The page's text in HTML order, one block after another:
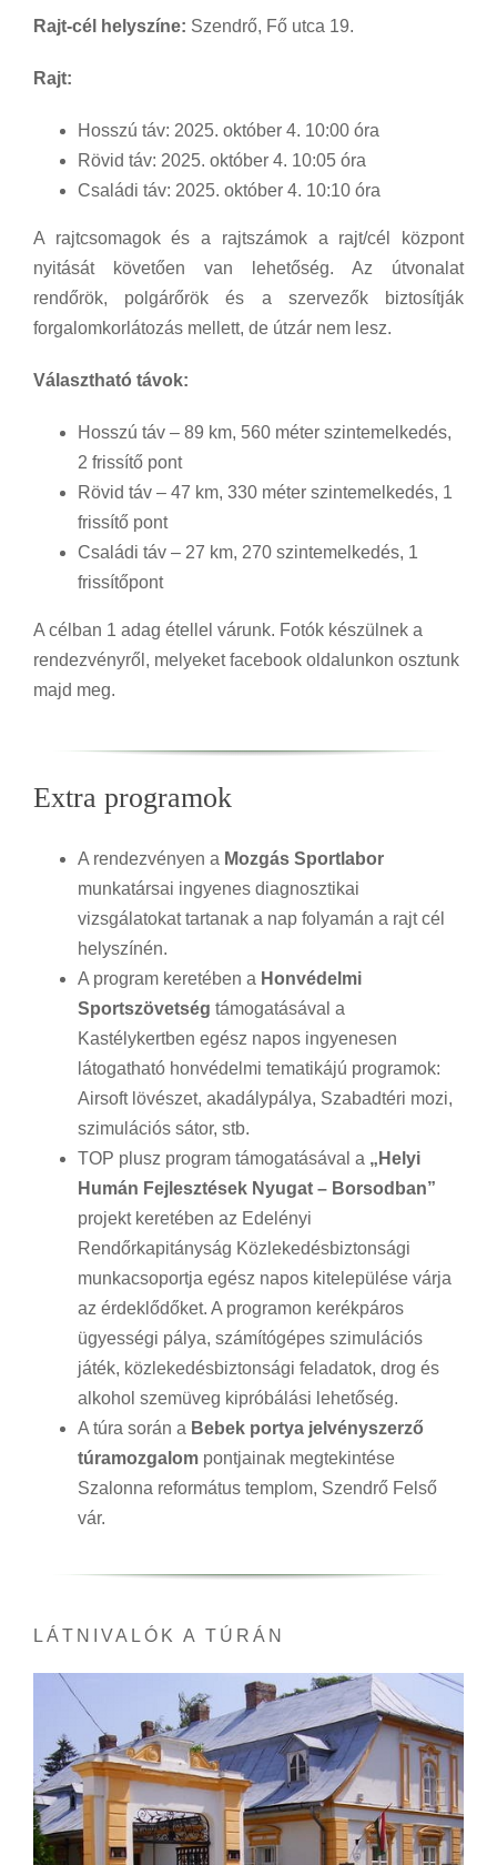
Rajt-cél helyszíne: Szendrő, Fő utca 19.
Rajt:
Hosszú táv: 2025. október 4. 10:00 óra
Rövid táv: 2025. október 4. 10:05 óra
Családi táv: 2025. október 4. 10:10 óra
A rajtcsomagok és a rajtszámok a rajt/cél központ
nyitását követően van lehetőség. Az útvonalat
rendőrök, polgárőrök és a szervezők biztosítják
forgalomkorlátozás mellett, de útzár nem lesz.
Választható távok:
Hosszú táv – 89 km, 560 méter szintemelkedés,
2 frissítő pont
Rövid táv – 47 km, 330 méter szintemelkedés, 1
frissítő pont
Családi táv – 27 km, 270 szintemelkedés, 1
frissítőpont
A célban 1 adag étellel várunk. Fotók készülnek a
rendezvényről, melyeket facebook oldalunkon osztunk
majd meg.
Extra programok
A rendezvényen a Mozgás Sportlabor
munkatársai ingyenes diagnosztikai
vizsgálatokat tartanak a nap folyamán a rajt cél
helyszínén.
A program keretében a Honvédelmi
Sportszövetség támogatásával a
Kastélykertben egész napos ingyenesen
látogatható honvédelmi tematikájú programok:
Airsoft lövészet, akadálypálya, Szabadtéri mozi,
szimulációs sátor, stb.
TOP plusz program támogatásával a „Helyi
Humán Fejlesztések Nyugat – Borsodban”
projekt keretében az Edelényi
Rendőrkapitányság Közlekedésbiztonsági
munkacsoportja egész napos kitelepülése várja
az érdeklődőket. A programon kerékpáros
ügyességi pálya, számítógépes szimulációs
játék, közlekedésbiztonsági feladatok, drog és
alkohol szemüveg kipróbálási lehetőség.
A túra során a Bebek portya jelvényszerző
túramozgalom pontjainak megtekintése
Szalonna református templom, Szendrő Felső
vár.
LÁTNIVALÓK A TÚRÁN